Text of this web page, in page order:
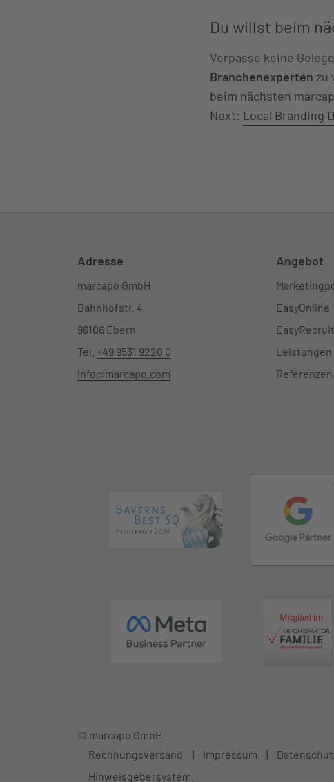
Du willst beim
Verpasse keine
Branchenexperten zu
beim nächsten
Next: Local Branding
Adresse
marcapo GmbH
Bahnhofstr. 4
96106 Ebern
Tel. +49 9531 9220 0
info@marcapo.com
Angebot
EasyOnline
EasyRecruit
Leistungen
Referenzen
© marcapo GmbH
Rechnungsversand
Impressum
Hinweisgebersystem